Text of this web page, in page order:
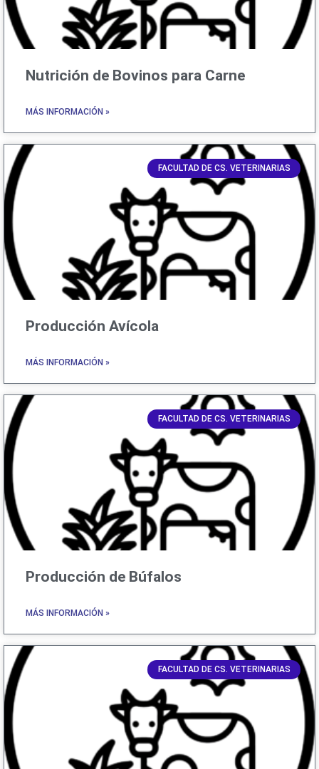
Nutrición de Bovinos para Carne
MÁS INFORMACIÓN »
FACULTAD DE CS. VETERINARIAS
Producción Avícola
MÁS INFORMACIÓN »
FACULTAD DE CS. VETERINARIAS
Producción de Búfalos
MÁS INFORMACIÓN »
FACULTAD DE CS. VETERINARIAS